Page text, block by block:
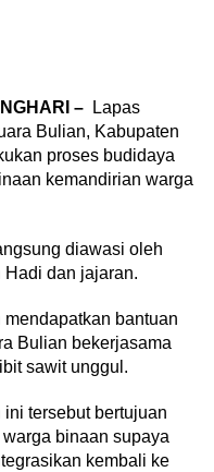
–
Lapas
Bulian, Kabupaten
proses budidaya
kemandirian warga
diawasi oleh
dan jajaran.
bantuan
Bulian bekerjasama
sawit unggul.
tersebut bertujuan
binaan supaya
kembali ke